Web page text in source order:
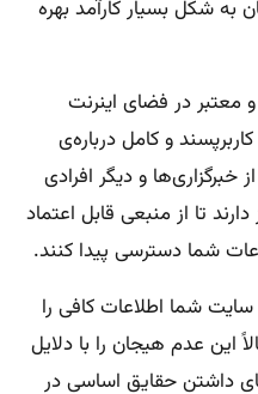
به شکل بسیار کارآمد بهره
در فضای اینرنت
و کامل درباره‌ی
خبرگزاری‌ها و دیگر افرادی
تا از منبعی قابل اعتماد
شما دسترسی پیدا کنند.
شما اطلاعات کافی را
این عدم هیجان را با دلایل
داشتن حقایق اساسی در